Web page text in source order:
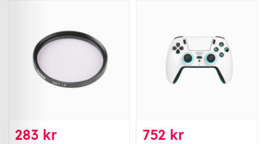
283 kr 752 kr